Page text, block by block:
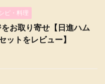
ピ・料理
お取り寄せ【日進ハム
ットをレビュー】